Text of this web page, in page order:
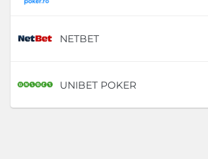
NETBET
UNIBET POKER